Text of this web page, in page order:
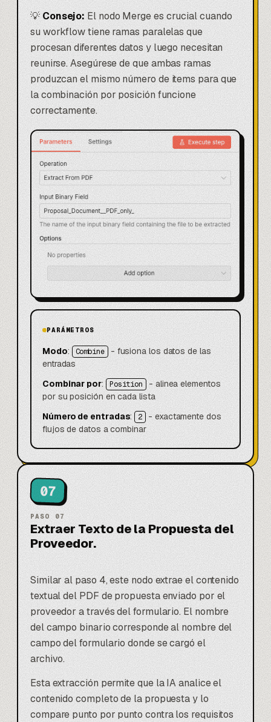
💡 Consejo: El nodo Merge es crucial cuando
su workflow tiene ramas paralelas que
procesan diferentes datos y luego necesitan
reunirse. Asegúrese de que ambas ramas
produzcan el mismo número de items para que
la combinación por posición funcione
correctamente.
PARÁMETROS
Modo: Combine - fusiona los datos de las
entradas
Combinar por: Position - alinea elementos
por su posición en cada lista
Número de entradas: 2 - exactamente dos
flujos de datos a combinar
07
PASO 07
Extraer Texto de la Propuesta del
Proveedor.
Similar al paso 4, este nodo extrae el contenido
textual del PDF de propuesta enviado por el
proveedor a través del formulario. El nombre
del campo binario corresponde al nombre del
campo del formulario donde se cargó el
archivo.
Esta extracción permite que la IA analice el
contenido completo de la propuesta y lo
compare punto por punto contra los requisitos